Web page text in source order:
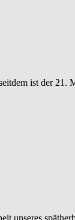
seitdem ist der
unseres